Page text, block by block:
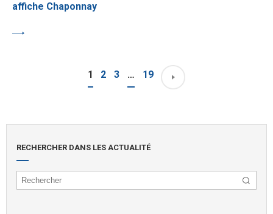
affiche Chaponnay
1 2 3 … 19
RECHERCHER DANS LES ACTUALITÉ